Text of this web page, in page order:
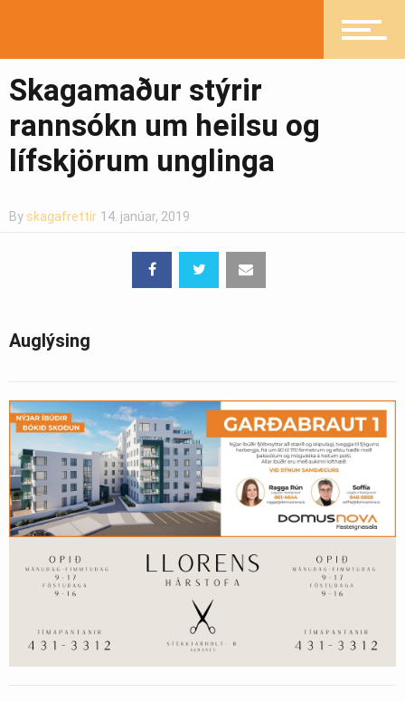
Skagamaður stýrir
rannsókn um heilsu og
lífskjörum unglinga
By skagafrettir 14. janúar, 2019
Auglýsing